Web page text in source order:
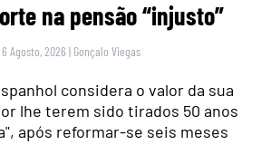
na pensão “injusto”
Agosto, 2026 | Gonçalo Viegas
considera o valor da sua
lhe terem sido tirados 50 anos
após reformar-se seis meses